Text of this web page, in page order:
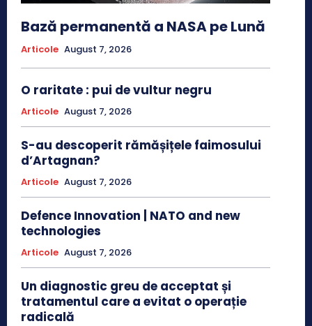
Bază permanentă a NASA pe Lună
Articole August 7, 2026
O raritate : pui de vultur negru
Articole August 7, 2026
S-au descoperit rămășițele faimosului
d’Artagnan?
Articole August 7, 2026
Defence Innovation | NATO and new
technologies
Articole August 7, 2026
Un diagnostic greu de acceptat și
tratamentul care a evitat o operație
radicală